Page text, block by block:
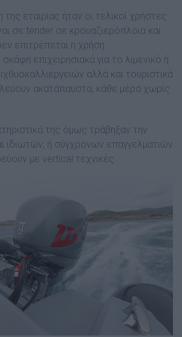
εταιρίας ήταν οι τελικοί χρήστες
σε tender σε κρουαζιερόπλοια και
επιτρέπεται η χρήση
επιχειρησιακά για το λιµενικό ή
αλλά και τουριστικά
ακατάπαυστα, κάθε µέρα χωρίς
της όµως τράβηξαν την
ιδιωτών, ή σύγχρονων επαγγελµατιών
µε vertical τεχνικές.